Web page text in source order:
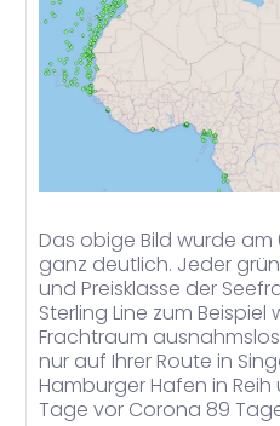
Das obige Bild wurde
ganz deutlich. Jeder
und Preisklasse der
Sterling Line zum
Frachtraum ausnahmslos
nur auf Ihrer Route in
Hamburger Hafen in
Tage vor Corona 89